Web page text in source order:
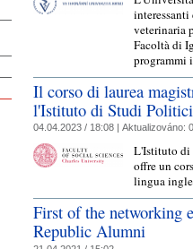
veterinaria
Facoltà di
Il corso di laurea
l'Istituto di Studi
04.04.2023 / 18:08 | Aktualizováno:
L'Istituto di
offre un
lingua
First of the networking
Republic Alumni